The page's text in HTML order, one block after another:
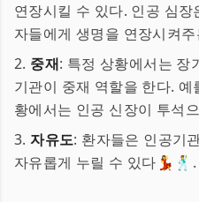
연장시킬 수 있다. 인공 심
자들에게 생명을 연장시켜
2. 중재: 특정 상황에서는 장
기관이 중재 역할을 한다.
황에서는 인공 신장이 투석
3.자유도: 환자들은 인공기
자유롭게 누릴 수 있다💃🕺.